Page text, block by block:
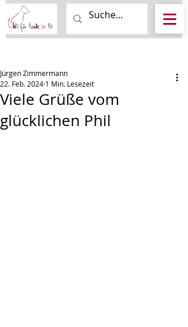
Viele Grüße vom
glücklichen Phil
Jürgen Zimmermann
22. Feb. 2024 1 Min. Lesezeit